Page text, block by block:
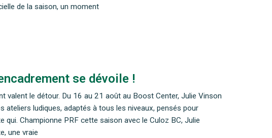
de la saison, un moment
se dévoile !
valent le détour. Du 16 au 21 août au Boost Center, Julie Vinson
ateliers ludiques, adaptés à tous les niveaux, pensés pour
qui. Championne PRF cette saison avec le Culoz BC, Julie
une vraie